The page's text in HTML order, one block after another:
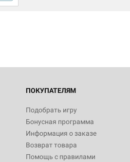
ПОКУПАТЕЛЯМ
Подобрать игру
Бонусная программа
Информация о заказе
Возврат товара
Помощь с правилами